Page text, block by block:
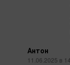
Антон
11.06.2025 в